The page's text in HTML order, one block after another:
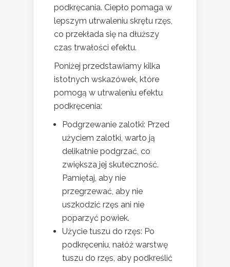
podkręcania. Ciepło pomaga w
lepszym utrwaleniu skrętu rzęs,
co przekłada się na dłuższy
czas trwałości efektu.
Poniżej przedstawiamy kilka
istotnych wskazówek, które
pomogą w utrwaleniu efektu
podkręcenia:
Podgrzewanie zalotki: Przed
użyciem zalotki, warto ją
delikatnie podgrzać, co
zwiększa jej skuteczność.
Pamiętaj, aby nie
przegrzewać, aby nie
uszkodzić rzęs ani nie
poparzyć powiek.
Użycie tuszu do rzęs: Po
podkręceniu, nałóż warstwę
tuszu do rzęs, aby podkreślić